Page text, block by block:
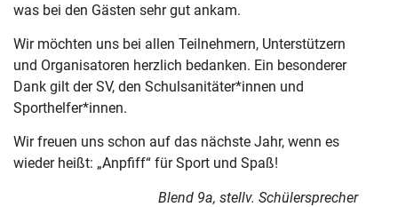
was bei den Gästen sehr gut ankam.
Wir möchten uns bei allen Teilnehmern, Unterstützern
und Organisatoren herzlich bedanken. Ein besonderer
Dank gilt der SV, den Schulsanitäter*innen und
Sporthelfer*innen.
Wir freuen uns schon auf das nächste Jahr, wenn es
wieder heißt: „Anpfiff“ für Sport und Spaß!
Blend 9a, stellv. Schülersprecher